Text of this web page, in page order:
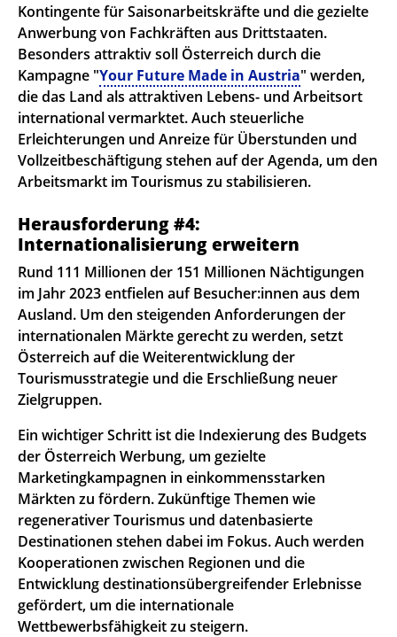
Kontingente für Saisonarbeitskräfte und die gezielte
Anwerbung von Fachkräften aus Drittstaaten.
Besonders attraktiv soll Österreich durch die
Kampagne "Your Future Made in Austria" werden,
die das Land als attraktiven Lebens- und Arbeitsort
international vermarktet. Auch steuerliche
Erleichterungen und Anreize für Überstunden und
Vollzeitbeschäftigung stehen auf der Agenda, um den
Arbeitsmarkt im Tourismus zu stabilisieren.
Herausforderung #4:
Internationalisierung erweitern
Rund 111 Millionen der 151 Millionen Nächtigungen
im Jahr 2023 entfielen auf Besucher:innen aus dem
Ausland. Um den steigenden Anforderungen der
internationalen Märkte gerecht zu werden, setzt
Österreich auf die Weiterentwicklung der
Tourismusstrategie und die Erschließung neuer
Zielgruppen.
Ein wichtiger Schritt ist die Indexierung des Budgets
der Österreich Werbung, um gezielte
Marketingkampagnen in einkommensstarken
Märkten zu fördern. Zukünftige Themen wie
regenerativer Tourismus und datenbasierte
Destinationen stehen dabei im Fokus. Auch werden
Kooperationen zwischen Regionen und die
Entwicklung destinationsübergreifender Erlebnisse
gefördert, um die internationale
Wettbewerbsfähigkeit zu steigern.